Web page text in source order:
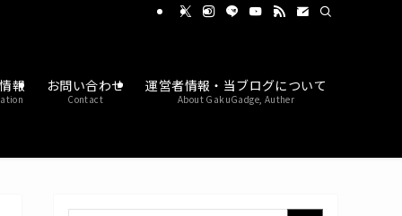
報 お問い合わせ
Contact
運営者情報・当ブログについて
About GakuGadge, Auther